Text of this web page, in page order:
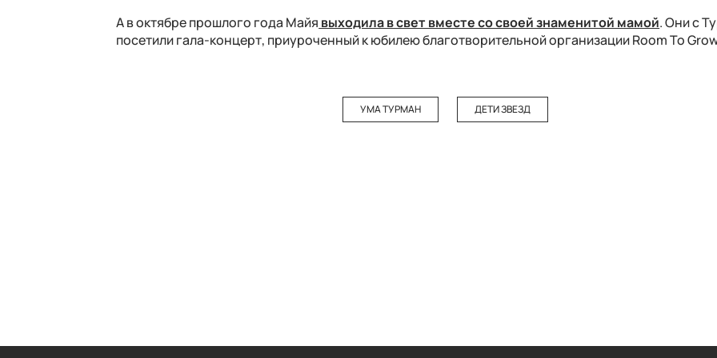
А в октябре прошлого года Майя выходила в свет вместе со своей знаменитой мамой. Они с
посетили гала-концерт, приуроченный к юбилею благотворительной организации Room To
УМА ТУРМАН ДЕТИ ЗВЕЗД